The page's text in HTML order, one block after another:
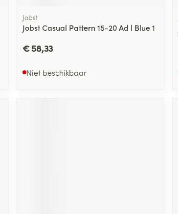
Jobst
Jobst Casual Pattern 15-20 Ad l Blue 1
€ 58,33
Niet beschikbaar